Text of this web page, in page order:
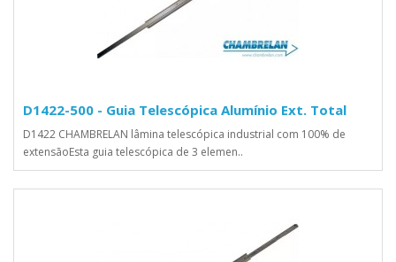
D1422-500 - Guia Telescópica Alumínio Ext. Total
D1422 CHAMBRELAN lâmina telescópica industrial com 100% de
extensãoEsta guia telescópica de 3 elemen..